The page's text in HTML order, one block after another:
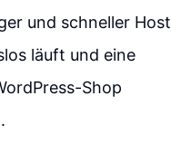
und schneller Host
läuft und eine
Shop